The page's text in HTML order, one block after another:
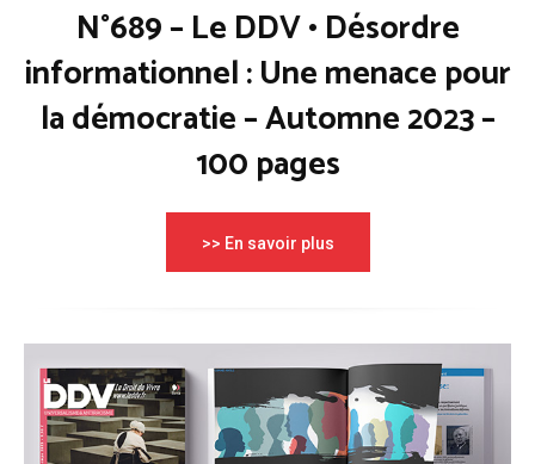
N°689 – Le DDV • Désordre
informationnel : Une menace pour
la démocratie – Automne 2023 –
100 pages
>> En savoir plus